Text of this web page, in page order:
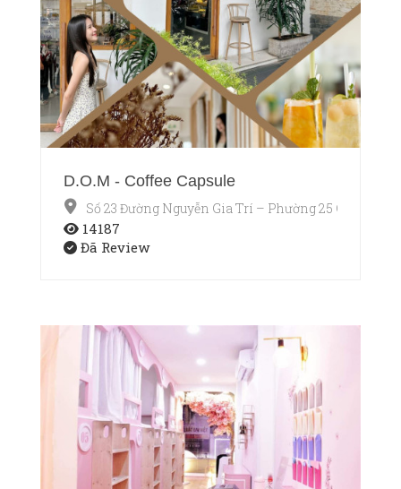
D.O.M - Coffee Capsule
Số 23 Đường Nguyễn Gia Trí – Phường 25 Quận
14187
Đã Review